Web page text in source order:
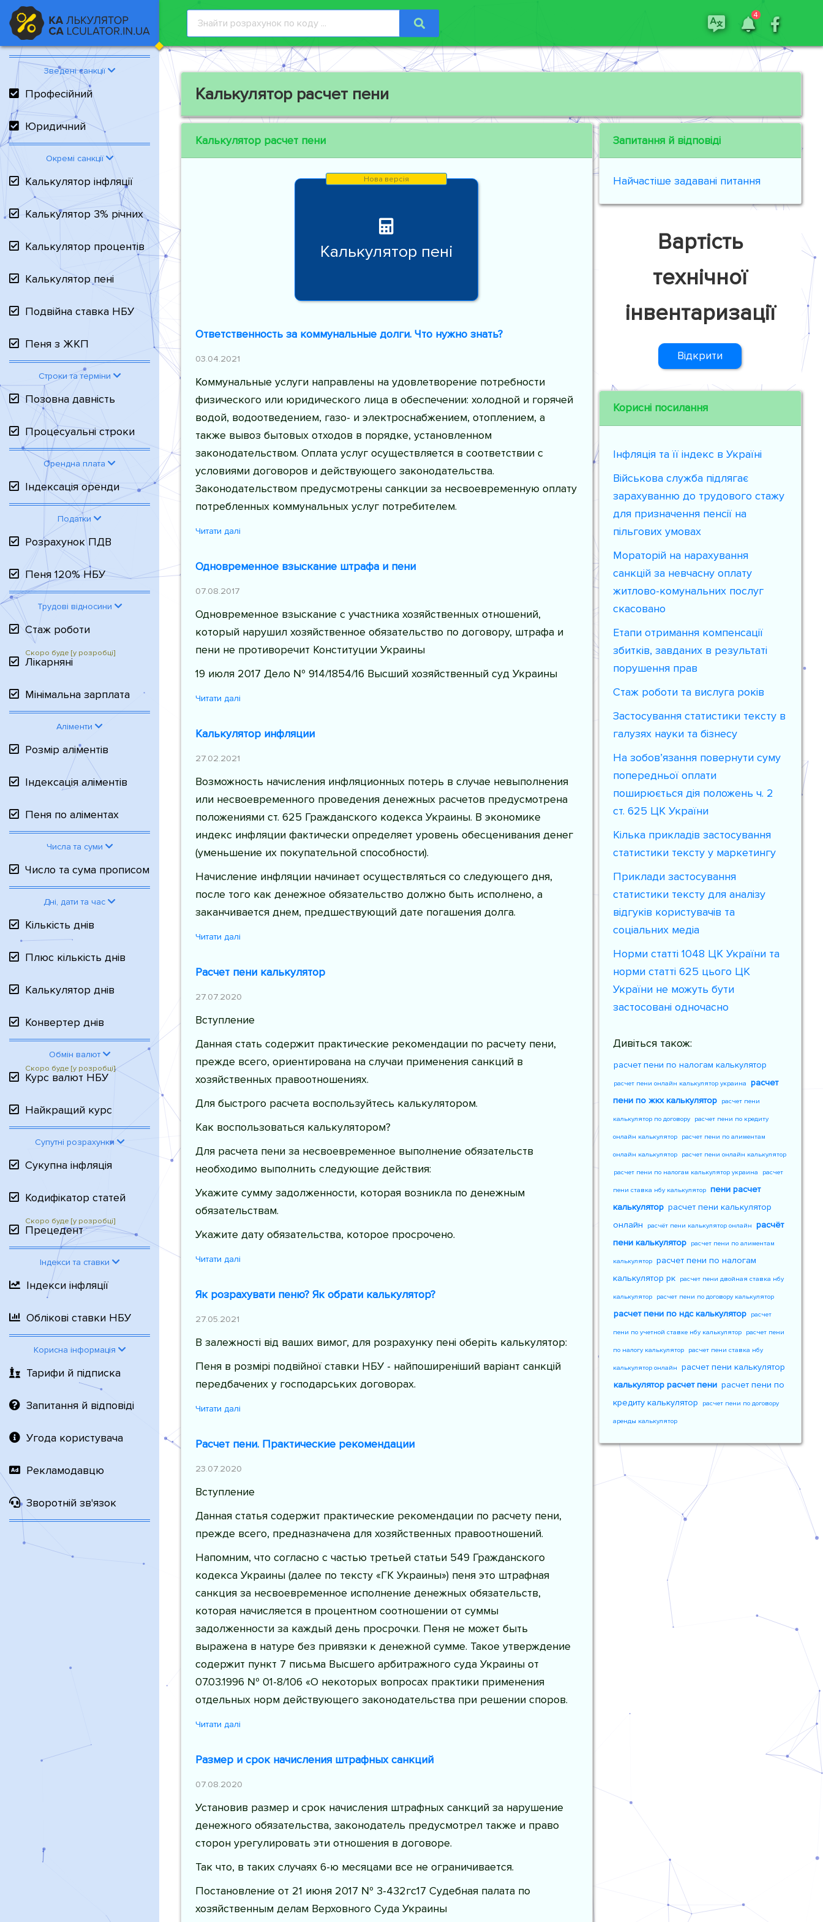
Зведені санкції
Професійний
Юридичний
Окремі санкції
Калькулятор інфляції
Калькулятор 3% річних
Калькулятор процентів
Калькулятор пені
Подвійна ставка НБУ
Пеня з ЖКП
Строки та терміни
Позовна давність
Процесуальні строки
Орендна плата
Індексація оренди
Податки
Розрахунок ПДВ
Пеня 120% НБУ
Трудові відносини
Стаж роботи
Лікарняні
Мінімальна зарплата
Аліменти
Розмір аліментів
Індексація аліментів
Пеня по аліментах
Числа та суми
Число та сума прописом
Дні, дати та час
Кількість днів
Плюс кількість днів
Калькулятор днів
Конвертер днів
Обмін валют
Курс валют НБУ
Найкращий курс
Супутні розрахунки
Сукупна інфляція
Кодифікатор статей
Прецедент
Індекси та ставки
Індекси інфляції
Облікові ставки НБУ
Корисна інформація
Тарифи й підписка
Запитання й відповіді
Угода користувача
Рекламодавцю
Зворотній зв'язок
4
Калькулятор расчет пени
Калькулятор расчет пени
Калькулятор пені
Ответственность за коммунальные долги. Что нужно знать?
03.04.2021
Коммунальные услуги направлены на удовлетворение потребности
физического или юридического лица в обеспечении: холодной и горячей
водой, водоотведением, газо- и электроснабжением, отоплением, а
также вывоз бытовых отходов в порядке, установленном
законодательством. Оплата услуг осуществляется в соответствии с
условиями договоров и действующего законодательства.
Законодательством предусмотрены санкции за несвоевременную оплату
потребленных коммунальных услуг потребителем.
Читати далі
Одновременное взыскание штрафа и пени
07.08.2017
Одновременное взыскание с участника хозяйственных отношений,
который нарушил хозяйственное обязательство по договору, штрафа и
пени не противоречит Конституции Украины
19 июля 2017 Дело № 914/1854/16 Высший хозяйственный суд Украины
Читати далі
Калькулятор инфляции
27.02.2021
Возможность начисления инфляционных потерь в случае невыполнения
или несвоевременного проведения денежных расчетов предусмотрена
положениями ст. 625 Гражданского кодекса Украины. В экономике
индекс инфляции фактически определяет уровень обесценивания денег
(уменьшение их покупательной способности).
Начисление инфляции начинает осуществляться со следующего дня,
после того как денежное обязательство должно быть исполнено, а
заканчивается днем, предшествующий дате погашения долга.
Читати далі
Расчет пени калькулятор
27.07.2020
Вступление
Данная стать содержит практические рекомендации по расчету пени,
прежде всего, ориентирована на случаи применения санкций в
хозяйственных правоотношениях.
Для быстрого расчета воспользуйтесь калькулятором.
Как воспользоваться калькулятором?
Для расчета пени за несвоевременное выполнение обязательств
необходимо выполнить следующие действия:
Укажите сумму задолженности, которая возникла по денежным
обязательствам.
Укажите дату обязательства, которое просрочено.
Читати далі
Як розрахувати пеню? Як обрати калькулятор?
27.05.2021
В залежності від ваших вимог, для розрахунку пені оберіть калькулятор:
Пеня в розмірі подвійної ставки НБУ - найпоширеніший варіант санкцій
передбачених у господарських договорах.
Читати далі
Расчет пени. Практические рекомендации
23.07.2020
Вступление
Данная статья содержит практические рекомендации по расчету пени,
прежде всего, предназначена для хозяйственных правоотношений.
Напомним, что согласно с частью третьей статьи 549 Гражданского
кодекса Украины (далее по тексту «ГК Украины») пеня это штрафная
санкция за несвоевременное исполнение денежных обязательств,
которая начисляется в процентном соотношении от суммы
задолженности за каждый день просрочки. Пеня не может быть
выражена в натуре без привязки к денежной сумме. Такое утверждение
содержит пункт 7 письма Высшего арбитражного суда Украины от
07.03.1996 № 01-8/106 «О некоторых вопросах практики применения
отдельных норм действующего законодательства при решении споров.
Читати далі
Размер и срок начисления штрафных санкций
07.08.2020
Установив размер и срок начисления штрафных санкций за нарушение
денежного обязательства, законодатель предусмотрел также и право
сторон урегулировать эти отношения в договоре.
Так что, в таких случаях 6-ю месяцами все не ограничивается.
Постановление от 21 июня 2017 № 3-432гс17 Судебная палата по
хозяйственным делам Верховного Суда Украины
Запитання й відповіді
Найчастіше задавані питання
Вартість
технічної
інвентаризації
Відкрити
Корисні посилання
Інфляція та її індекс в Україні
Військова служба підлягає
зарахуванню до трудового стажу
для призначення пенсії на
пільгових умовах
Мораторій на нарахування
санкцій за невчасну оплату
житлово-комунальних послуг
скасовано
Етапи отримання компенсації
збитків, завданих в результаті
порушення прав
Стаж роботи та вислуга років
Застосування статистики тексту в
галузях науки та бізнесу
На зобов’язання повернути суму
попередньої оплати
поширюється дія положень ч. 2
ст. 625 ЦК України
Кілька прикладів застосування
статистики тексту у маркетингу
Приклади застосування
статистики тексту для аналізу
відгуків користувачів та
соціальних медіа
Норми статті 1048 ЦК України та
норми статті 625 цього ЦК
України не можуть бути
застосовані одночасно
Дивіться також:
расчет пени по налогам калькулятор
расчет пени онлайн калькулятор украина
расчет
пени по жкх калькулятор
расчет пени
калькулятор по договору расчет пени по кредиту
онлайн калькулятор расчет пени по алиментам
онлайн калькулятор расчет пени онлайн калькулятор
расчет пени по налогам калькулятор украина расчет
пени ставка нбу калькулятор пени расчет
калькулятор расчет пени калькулятор
онлайн
расчёт пени калькулятор онлайн
расчёт
пени калькулятор
расчет пени по алиментам
калькулятор расчет пени по налогам
калькулятор рк
расчет пени двойная ставка нбу
калькулятор расчет пени по договору калькулятор
расчет пени по ндс калькулятор расчет
пени по учетной ставке нбу калькулятор расчет пени
по налогу калькулятор расчет пени ставка нбу
калькулятор онлайн
расчет пени калькулятор
калькулятор расчет пени расчет пени по
кредиту калькулятор
расчет пени по договору
аренды калькулятор